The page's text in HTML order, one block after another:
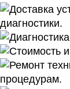
диагностики.
процедурам.